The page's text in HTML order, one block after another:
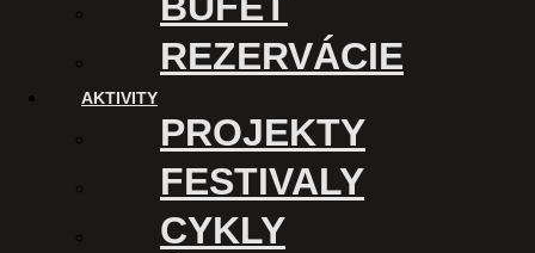
REZERVÁCIE
AKTIVITY
PROJEKTY
FESTIVALY
CYKLY